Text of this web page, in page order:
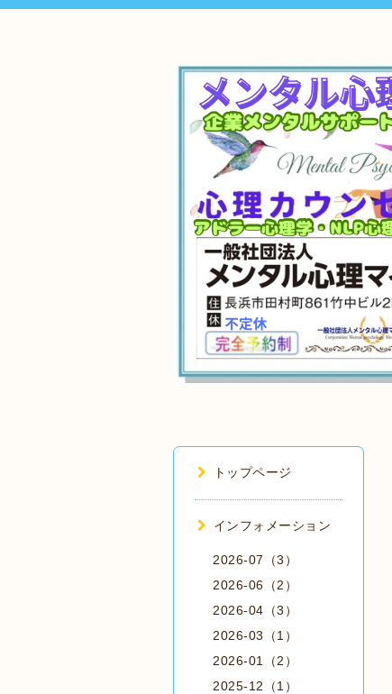
トップページ
インフォメーション
2026-07（3）
2026-06（2）
2026-04（3）
2026-03（1）
2026-01（2）
2025-12（1）